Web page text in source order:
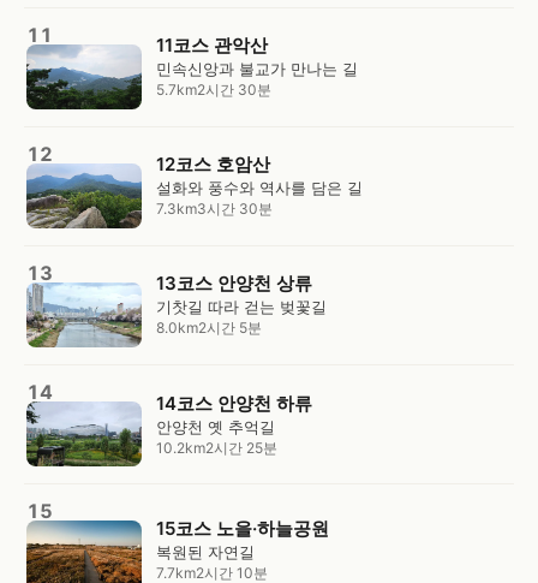
11 11코스 관악산
민속신앙과 불교가 만나는 길
5.7km2시간 30분
12 12코스 호암산
설화와 풍수와 역사를 담은 길
7.3km3시간 30분
13 13코스 안양천 상류
기찻길 따라 걷는 벚꽃길
8.0km2시간 5분
14 14코스 안양천 하류
안양천 옛 추억길
10.2km2시간 25분
15
15코스 노을·하늘공원
복원된 자연길
7.7km2시간 10분